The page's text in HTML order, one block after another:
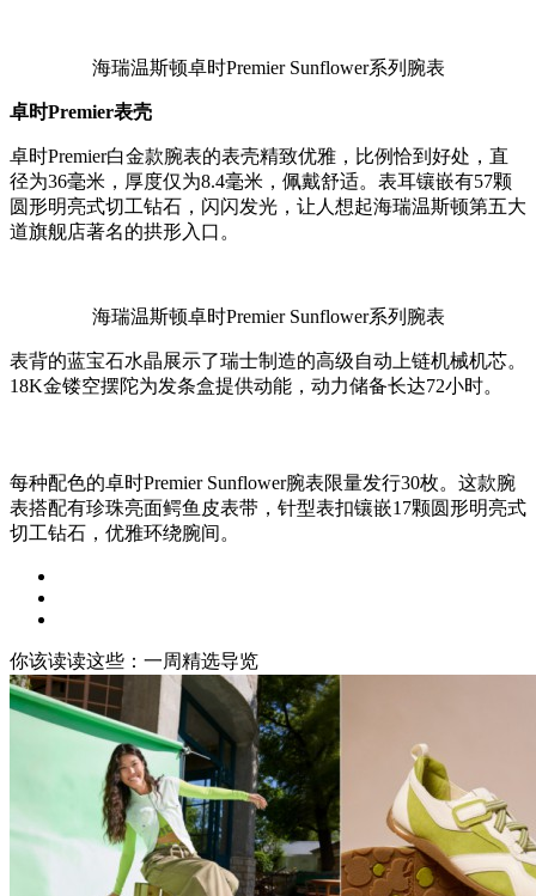
海瑞温斯顿卓时Premier Sunflower系列腕表
卓时Premier表壳
卓时Premier白金款腕表的表壳精致优雅，比例恰到好处，直
径为36毫米，厚度仅为8.4毫米，佩戴舒适。表耳镶嵌有57颗
圆形明亮式切工钻石，闪闪发光，让人想起海瑞温斯顿第五大
道旗舰店著名的拱形入口。
海瑞温斯顿卓时Premier Sunflower系列腕表
表背的蓝宝石水晶展示了瑞士制造的高级自动上链机械机芯。
18K金镂空摆陀为发条盒提供动能，动力储备长达72小时。
每种配色的卓时Premier Sunflower腕表限量发行30枚。这款腕
表搭配有珍珠亮面鳄鱼皮表带，针型表扣镶嵌17颗圆形明亮式
切工钻石，优雅环绕腕间。
你该读读这些：一周精选导览